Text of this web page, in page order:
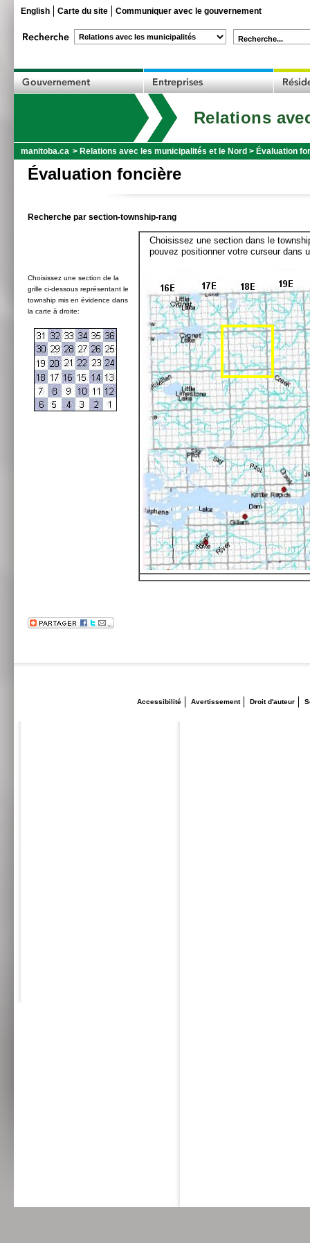
English Carte du site Communiquer avec le gouvernement
Recherche...
Relations
manitoba.ca > Relations avec les municipalités et le Nord > Évaluation
Évaluation foncière
Recherche par section-township-rang
Choisissez une section de la
grille ci-dessous représentant le
township mis en évidence dans
la carte à droite:
Choisissez une section dans le
pouvez positionner votre curseur dans
Accessibilité Avertissement Droit d'auteur